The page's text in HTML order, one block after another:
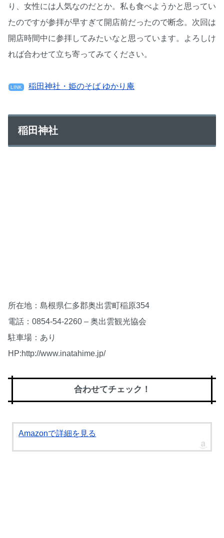
り、女性には人気なのだとか。私も食べようかと思ってい
たのですが参拝が早すぎて開店前だったので断念。次回は
開店時間中に参拝してみたいなと思っています。よろしけ
れば合わせて立ち寄ってみてください。
LINK 稲田神社・姫のそば ゆかり庵
稲田神社
所在地：島根県仁多郡奥出雲町稲原354
電話：0854-54-2260 – 奥出雲観光協会
駐車場：あり
HP:http://www.inatahime.jp/
合わせてチェック！
Amazonで詳細を見る